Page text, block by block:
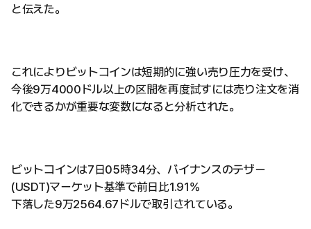
と伝えた。
これによりビットコインは短期的に強い売り圧力を受け、
今後9万4000ドル以上の区間を再度試すには売り注文を消
化できるかが重要な変数になると分析された。
ビットコインは7日05時34分、バイナンスのテザー
(USDT)マーケット基準で前日比1.91%
下落した9万2564.67ドルで取引されている。